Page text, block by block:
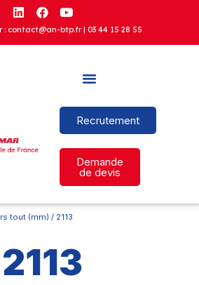
: contact@an-btp.fr | 03 44 15 28 55
Recrutement
Demande
de devis
tout (mm) / 2113
2113